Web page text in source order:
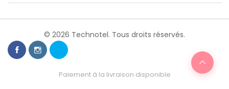
© 2026 Technotel. Tous droits réservés.
Paiement à la livraison disponible